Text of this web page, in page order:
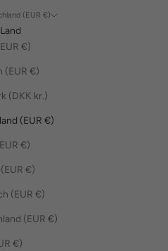
Deutschland (EUR €)
Land
Belgien (EUR €)
Bulgarien (EUR €)
Dänemark (DKK kr.)
Deutschland (EUR €)
Estland (EUR €)
Finnland (EUR €)
Frankreich (EUR €)
Griechenland (EUR €)
Irland (EUR €)